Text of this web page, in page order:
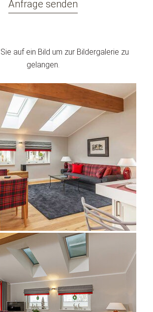
Anfrage senden
auf ein Bild um zur Bildergalerie zu
gelangen.